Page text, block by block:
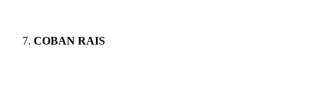
COBAN RAIS